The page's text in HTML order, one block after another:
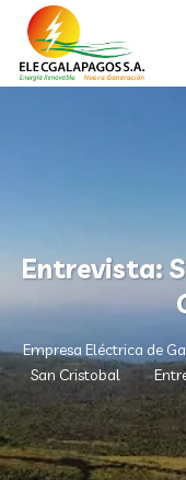
Entrevista:
Empresa Eléctrica de
San Cristobal